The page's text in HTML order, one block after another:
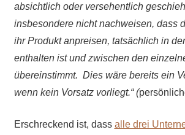
absichtlich oder versehentlich
insbesondere nicht nachweisen, dass
ihr Produkt anpreisen, tatsächlich in
enthalten ist und zwischen den
übereinstimmt. Dies wäre bereits ein
wenn kein Vorsatz vorliegt.“ (
Erschreckend ist, dass alle drei